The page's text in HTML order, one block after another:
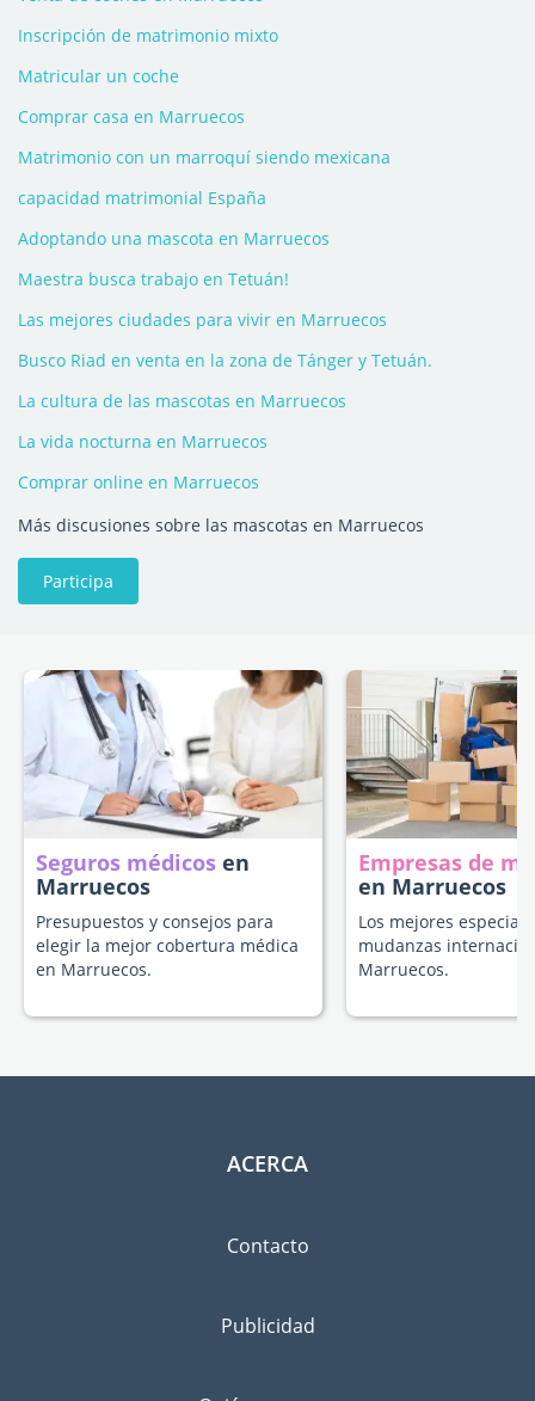
Inscripción de matrimonio mixto
Matricular un coche
Comprar casa en Marruecos
Matrimonio con un marroquí siendo mexicana
capacidad matrimonial España
Adoptando una mascota en Marruecos
Maestra busca trabajo en Tetuán!
Las mejores ciudades para vivir en Marruecos
Busco Riad en venta en la zona de Tánger y Tetuán.
La cultura de las mascotas en Marruecos
La vida nocturna en Marruecos
Comprar online en Marruecos
Más discusiones sobre las mascotas en Marruecos
Participa
Seguros médicos en
Marruecos
Presupuestos y consejos para
elegir la mejor cobertura médica
en Marruecos.
Empresas de
en Marruecos
Los mejores
mudanzas
Marruecos.
ACERCA
Contacto
Publicidad